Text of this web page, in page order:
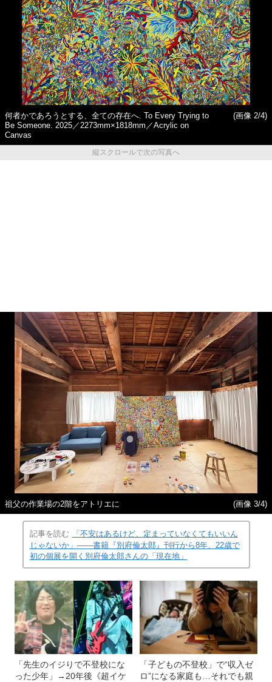
何者かであろうとする、全ての存在へ. To Every Trying to
Be Someone. 2025／2273mm×1818mm／Acrylic on
Canvas
(画像 2/4)
縦スクロールで次の写真へ
祖父の作業場の2階をアトリエに (画像 3/4)
記事を読む
「不安はあるけど、定まっていなくてもいいん
じゃないか」――書籍『別府倫太郎』刊行から8年、22歳で
初の個展を開く別府倫太郎さんの「現在地」
「先生のイジりで不登校にな
った少年」→20年後《超イケ
「子どもの不登校」で“収入ゼ
ロ”になる家庭も…それでも親